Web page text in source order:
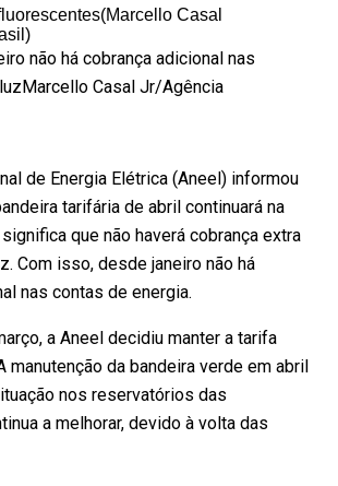
não há cobrança adicional nas
Marcello Casal Jr/Agência
de Energia Elétrica (Aneel) informou
tarifária de abril continuará na
que não haverá cobrança extra
Com isso, desde janeiro não há
nas contas de energia.
a Aneel decidiu manter a tarifa
manutenção da bandeira verde em abril
nos reservatórios das
a melhorar, devido à volta das